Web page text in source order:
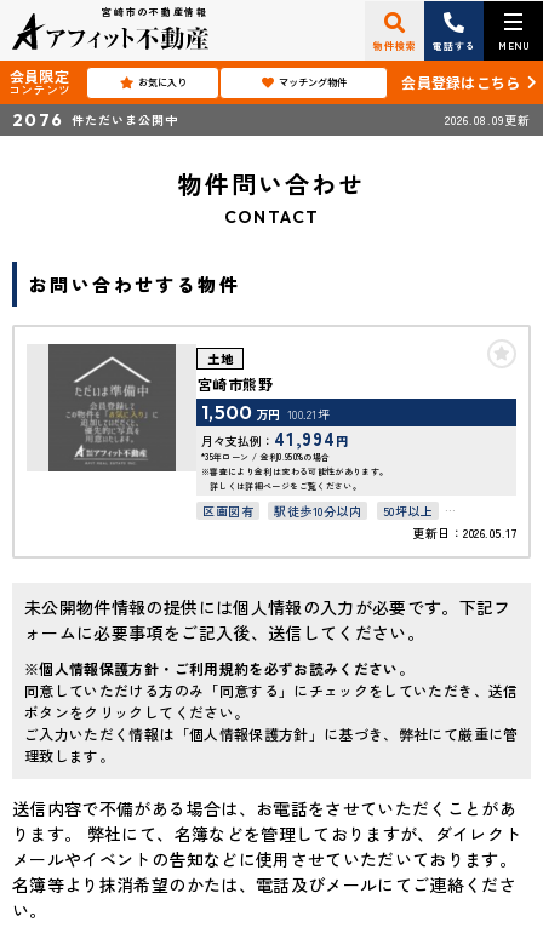
宮崎市の不動産情報
物件検索 電話する MENU
会員限定
コンテンツ お気に入り マッチング物件 会員登録はこちら
2076 件ただいま公開中 2026.08.09更新
物件問い合わせ
CONTACT
お問い合わせする物件
土地
宮崎市熊野
1,500 万円 100.21坪
月々支払例： 41,994 円
*35年ローン / 金利0.950%の場合
※審査により金利は変わる可能性があります。
詳しくは詳細ページをご覧ください。
区画図有 駅徒歩10分以内
50坪以上
更新日：2026.05.17
未公開物件情報の提供には個人情報の入力が必要です。下記フ
ォームに必要事項をご記入後、送信してください。
※個人情報保護方針・ご利用規約を必ずお読みください。
同意していただける方のみ「同意する」にチェックをしていただき、送信
ボタンをクリックしてください。
ご入力いただく情報は「個人情報保護方針」に基づき、弊社にて厳重に管
理致します。
送信内容で不備がある場合は、お電話をさせていただくことがあ
ります。 弊社にて、名簿などを管理しておりますが、ダイレクト
メールやイベントの告知などに使用させていただいております。
名簿等より抹消希望のかたは、電話及びメールにてご連絡くださ
い。